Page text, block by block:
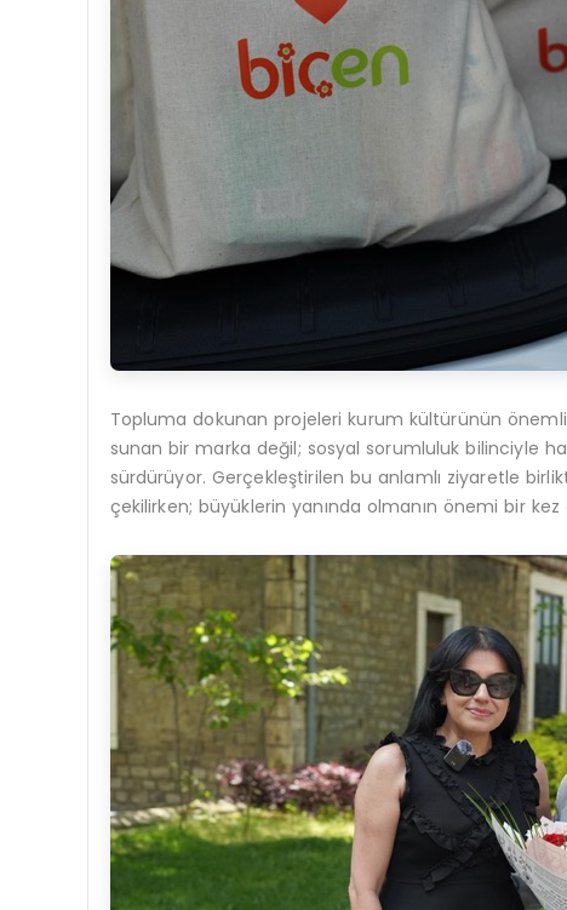
Topluma dokunan projeleri kurum kültürünün
sunan bir marka değil; sosyal sorumluluk bilinciyle
sürdürüyor. Gerçekleştirilen bu anlamlı ziyaretle
çekilirken; büyüklerin yanında olmanın önemi bir kez